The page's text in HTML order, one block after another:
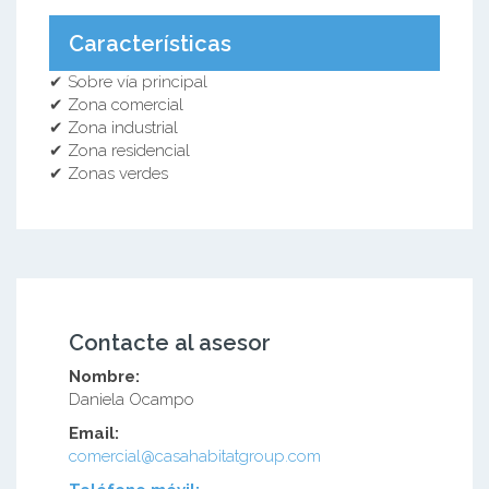
Características
✔ Sobre vía principal
✔ Zona comercial
✔ Zona industrial
✔ Zona residencial
✔ Zonas verdes
Contacte al asesor
Nombre:
Daniela Ocampo
Email:
comercial@casahabitatgroup.com